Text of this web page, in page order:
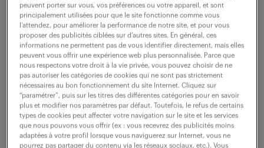
voir l'offre
ingénieur qualification/validation
d'équipements - industrie
pharma (f/h)
4 août 2026
peuvent porter sur vous, vos préférences ou votre appareil, et sont
principalement utilisées pour que le site fonctionne comme vous
l’attendez, pour améliorer la performance de notre site, et pour vous
proposer des publicités ciblées sur d’autres sites. En général, ces
informations ne permettent pas de vous identifier directement, mais elles
peuvent vous offrir une expérience web plus personnalisée. Parce que
nous respectons votre droit à la vie privée, vous pouvez choisir de ne
pas autoriser les catégories de cookies qui ne sont pas strictement
nécessaires au bon fonctionnement du site Internet. Cliquez sur
“paramétrer”, puis sur les titres des différentes catégories pour en savoir
plus et modifier nos paramètres par défaut. Toutefois, le refus de certains
types de cookies peut affecter votre navigation sur le site et les services
que nous pouvons vous offrir (ex : vous recevrez des publicités moins
adaptées à votre profil lorsque vous naviguerez sur Internet, vous ne
pourrez pas partager du contenu via les réseaux sociaux, etc.). Vous